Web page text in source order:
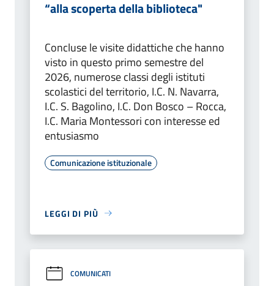
“alla scoperta della biblioteca"
Concluse le visite didattiche che hanno
visto in questo primo semestre del
2026, numerose classi degli istituti
scolastici del territorio, I.C. N. Navarra,
I.C. S. Bagolino, I.C. Don Bosco – Rocca,
I.C. Maria Montessori con interesse ed
entusiasmo
Comunicazione istituzionale
LEGGI DI PIÙ
COMUNICATI